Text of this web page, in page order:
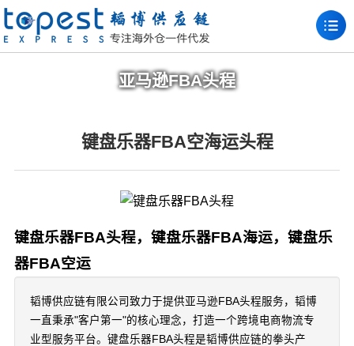
亚马逊FBA头程
键盘乐器FBA空海运头程
键盘乐器FBA头程，键盘乐器FBA海运，键盘乐
器FBA空运
韬博供应链有限公司致力于提供亚马逊FBA头程服务，韬博
一直秉承"客户第一"的核心理念，打造一个跨境电商物流专
业型服务平台。键盘乐器FBA头程是韬博供应链的拳头产